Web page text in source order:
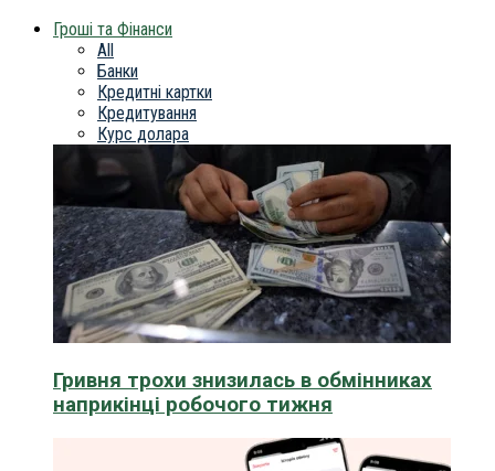
Гроші та Фінанси
All
Банки
Кредитні картки
Кредитування
Курс долара
Гривня трохи знизилась в обмінниках
наприкінці робочого тижня